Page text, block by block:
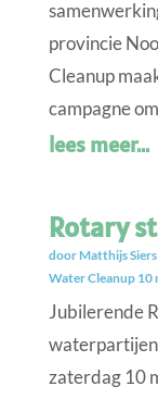
provincie
Cleanup
campagne
lees meer...
Rotary
door Matthijs Siers
Water Cleanup 10
Jubilerende
waterpartijen
zaterdag 10